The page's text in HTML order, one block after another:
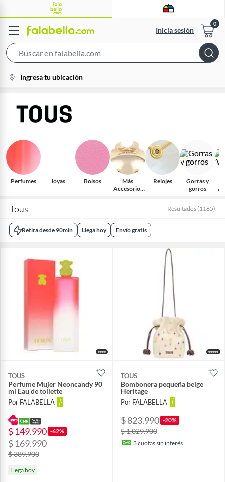
Inicia sesión
Bar
location-
icon
Ingresa tu ubicación
Perfumes Joyas Bolsos
Más
Accesorios
Relojes
Gorras y
gorros
Tous Resultados (1185)
Retira desde 90min Llega hoy Envío gratis
TOUS
Perfume Mujer Neoncandy 90
ml Eau de toilette
Por FALABELLA
$ 149.990 -62%
$ 169.990
$ 389.900
Llega hoy
TOUS
Bombonera pequeña beige
Heritage
Por FALABELLA
$ 823.990 -20%
$ 1.029.900
3cuotas sin interés